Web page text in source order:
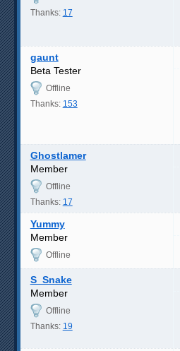
Thanks: 17
gaunt
Beta Tester
Offline
Thanks: 153
Ghostlamer
Member
Offline
Thanks: 17
Yummy
Member
Offline
S_Snake
Member
Offline
Thanks: 19